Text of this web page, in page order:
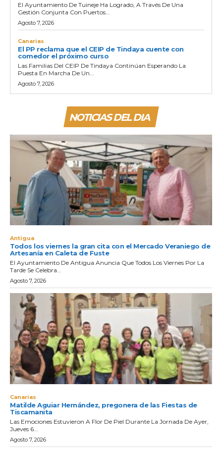
El Ayuntamiento De Tuineje Ha Logrado, A Través De Una
Gestión Conjunta Con Puertos...
Agosto 7, 2026
Canarias
El PP reclama que el CEIP de Tindaya cuente con
comedor el próximo curso
Las Familias Del CEIP De Tindaya Continúan Esperando La
Puesta En Marcha De Un...
Agosto 7, 2026
NOTICIAS DEL DIA
Antigua
Todos los viernes la gran cita con el Mercado Veraniego de
Artesanía en Caleta de Fuste
El Ayuntamiento De Antigua Anuncia Que Todos Los Viernes Por La
Tarde Se Celebra...
Agosto 7, 2026
Canarias
Matilde Aguiar Hernández, pregonera de las Fiestas de
Tiscamanita
Las Emociones Estuvieron A Flor De Piel Durante La Jornada De Ayer,
Jueves 6...
Agosto 7, 2026